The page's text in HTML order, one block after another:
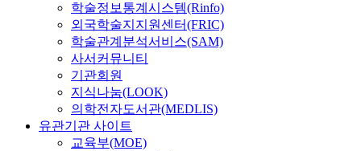
학술정보통계시스템(Rinfo)
외국학술지지원센터(FRIC)
학술관계분석서비스(SAM)
사서커뮤니티
기관회원
지식나눔(LOOK)
의학전자도서관(MEDLIS)
유관기관 사이트
교육부(MOE)